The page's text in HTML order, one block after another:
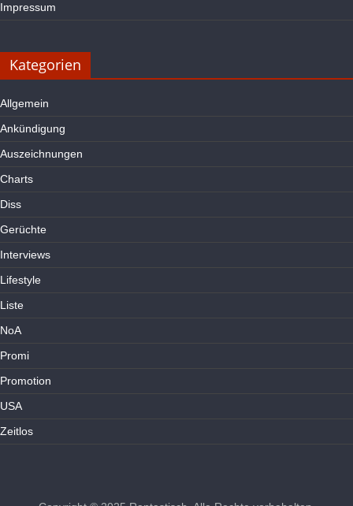
Impressum
Kategorien
Allgemein
Ankündigung
Auszeichnungen
Charts
Diss
Gerüchte
Interviews
Lifestyle
Liste
NoA
Promi
Promotion
USA
Zeitlos